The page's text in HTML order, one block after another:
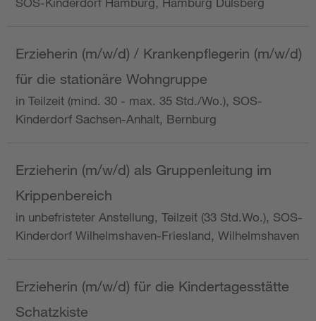
Erzieherin (m/w/d) / Krankenpflegerin (m/w/d)
für die stationäre Wohngruppe
in Teilzeit (mind. 30 - max. 35 Std./Wo.), SOS-
Kinderdorf Sachsen-Anhalt, Bernburg
Erzieherin (m/w/d) als Gruppenleitung im
Krippenbereich
in unbefristeter Anstellung, Teilzeit (33 Std.Wo.), SOS-
Kinderdorf Wilhelmshaven-Friesland, Wilhelmshaven
Erzieherin (m/w/d) für die Kindertagesstätte
Schatzkiste